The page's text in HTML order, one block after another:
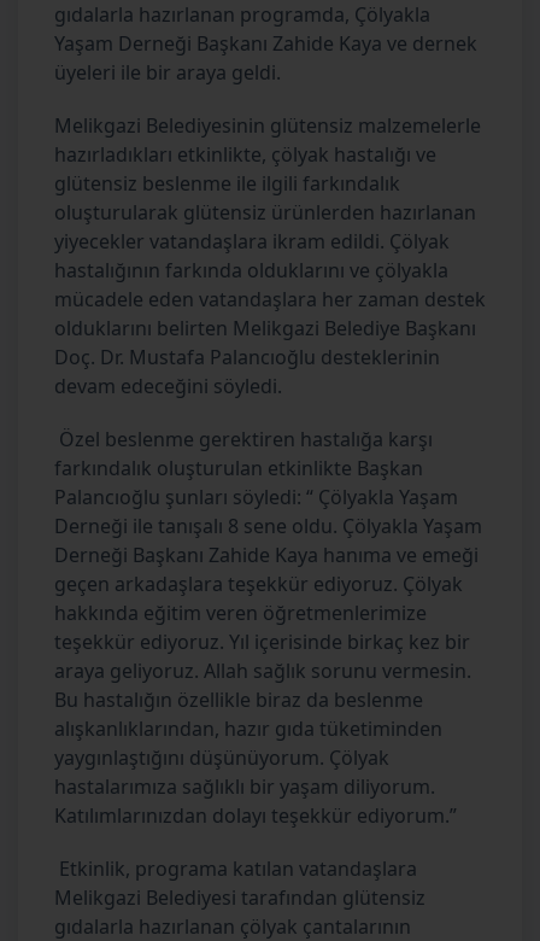
gıdalarla hazırlanan programda, Çölyakla
Yaşam Derneği Başkanı Zahide Kaya ve dernek
üyeleri ile bir araya geldi.
Melikgazi Belediyesinin glütensiz malzemelerle
hazırladıkları etkinlikte, çölyak hastalığı ve
glütensiz beslenme ile ilgili farkındalık
oluşturularak glütensiz ürünlerden hazırlanan
yiyecekler vatandaşlara ikram edildi. Çölyak
hastalığının farkında olduklarını ve çölyakla
mücadele eden vatandaşlara her zaman destek
olduklarını belirten Melikgazi Belediye Başkanı
Doç. Dr. Mustafa Palancıoğlu desteklerinin
devam edeceğini söyledi.
Özel beslenme gerektiren hastalığa karşı
farkındalık oluşturulan etkinlikte Başkan
Palancıoğlu şunları söyledi: “ Çölyakla Yaşam
Derneği ile tanışalı 8 sene oldu. Çölyakla Yaşam
Derneği Başkanı Zahide Kaya hanıma ve emeği
geçen arkadaşlara teşekkür ediyoruz. Çölyak
hakkında eğitim veren öğretmenlerimize
teşekkür ediyoruz. Yıl içerisinde birkaç kez bir
araya geliyoruz. Allah sağlık sorunu vermesin.
Bu hastalığın özellikle biraz da beslenme
alışkanlıklarından, hazır gıda tüketiminden
yaygınlaştığını düşünüyorum. Çölyak
hastalarımıza sağlıklı bir yaşam diliyorum.
Katılımlarınızdan dolayı teşekkür ediyorum.”
Etkinlik, programa katılan vatandaşlara
Melikgazi Belediyesi tarafından glütensiz
gıdalarla hazırlanan çölyak çantalarının